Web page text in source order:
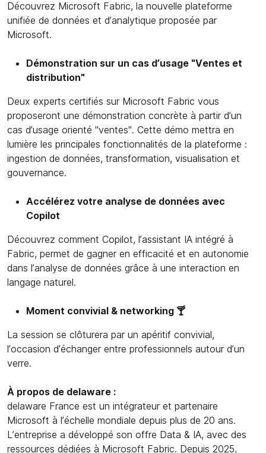
Découvrez Microsoft Fabric, la nouvelle plateforme
unifiée de données et d’analytique proposée par
Microsoft.
Démonstration sur un cas d’usage "Ventes et
distribution"
Deux experts certifiés sur Microsoft Fabric vous
proposeront une démonstration concrète à partir d’un
cas d’usage orienté "ventes". Cette démo mettra en
lumière les principales fonctionnalités de la plateforme :
ingestion de données, transformation, visualisation et
gouvernance.
Accélérez votre analyse de données avec
Copilot
Découvrez comment Copilot, l’assistant IA intégré à
Fabric, permet de gagner en efficacité et en autonomie
dans l’analyse de données grâce à une interaction en
langage naturel.
Moment convivial & networking 🍸
La session se clôturera par un apéritif convivial,
l’occasion d’échanger entre professionnels autour d’un
verre.
À propos de delaware :
delaware France est un intégrateur et partenaire
Microsoft à l’échelle mondiale depuis plus de 20 ans.
L’entreprise a développé son offre Data & IA, avec des
ressources dédiées à Microsoft Fabric. Depuis 2025,